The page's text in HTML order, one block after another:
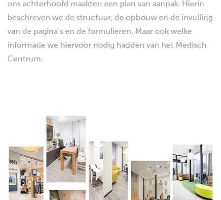
ons achterhoofd maakten een plan van aanpak. Hierin
beschreven we de structuur, de opbouw en de invulling
van de pagina’s en de formulieren. Maar ook welke
informatie we hiervoor nodig hadden van het Medisch
Centrum.